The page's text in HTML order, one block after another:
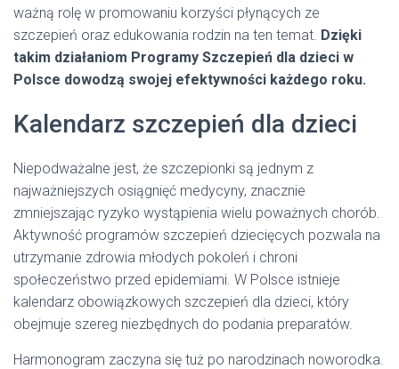
ważną rolę w promowaniu korzyści płynących ze
szczepień oraz edukowania rodzin na ten temat. Dzięki
takim działaniom Programy Szczepień dla dzieci w
Polsce dowodzą swojej efektywności każdego roku.
Kalendarz szczepień dla dzieci
Niepodważalne jest, że szczepionki są jednym z
najważniejszych osiągnięć medycyny, znacznie
zmniejszając ryzyko wystąpienia wielu poważnych chorób.
Aktywność programów szczepień dziecięcych pozwala na
utrzymanie zdrowia młodych pokoleń i chroni
społeczeństwo przed epidemiami. W Polsce istnieje
kalendarz obowiązkowych szczepień dla dzieci, który
obejmuje szereg niezbędnych do podania preparatów.
Harmonogram zaczyna się tuż po narodzinach noworodka.